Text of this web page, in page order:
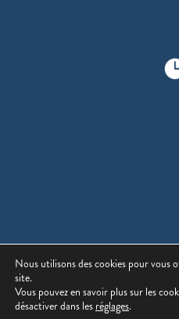
Nous utilisons des cookies pour vous
site.
Vous pouvez en savoir plus sur les
désactiver dans les réglages.